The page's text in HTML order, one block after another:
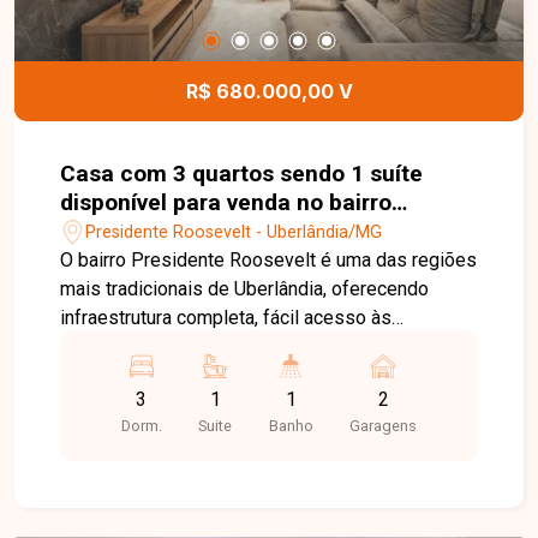
Imóveis e agende sua visita. Nossa equipe está
pronta para apresentar todos os detalhes deste
imóvel e ajudar você a encontrar o imóvel ideal
para viver com conforto, sofisticação e qualidade
R$ 680.000,00 V
Casa com 3 quartos sendo 1 suíte
disponível para venda no bairro
Presidente Roosevelt em Uberlândia-
MG
Presidente Roosevelt - Uberlândia/MG
O bairro Presidente Roosevelt é uma das regiões
mais tradicionais de Uberlândia, oferecendo
infraestrutura completa, fácil acesso às
supermercados, escolas, farmácias, restaurantes
e diversos serviços. Uma excelente localização
para quem busca praticidade, conforto e
3
Dorm.
1
Suite
1
Banho
2
Garagens